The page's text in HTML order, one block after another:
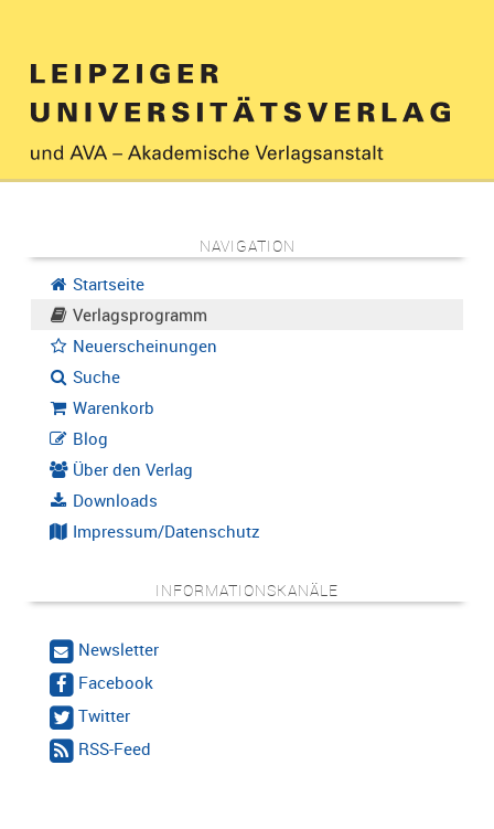
NAVIGATION
Startseite
Verlagsprogramm
Neuerscheinungen
Suche
Warenkorb
Blog
Über den Verlag
Downloads
Impressum/Datenschutz
INFORMATIONSKANÄLE
Newsletter
Facebook
Twitter
RSS-Feed